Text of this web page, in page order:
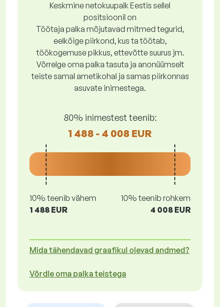
Keskmine netokuupalk Eestis sellel
positsioonil on
Töötaja palka mõjutavad mitmed tegurid,
eelkõige piirkond, kus ta töötab,
töökogemuse pikkus, ettevõtte suurus jm.
Võrrelge oma palka tasuta ja anonüümselt
teiste samal ametikohal ja samas piirkonnas
asuvate inimestega.
80% inimestest teenib:
1 488 - 4 008 EUR
10% teenib vähem
1 488 EUR
10% teenib rohkem
4 008 EUR
Mida tähendavad graafikul olevad andmed?
Võrdle oma palka teistega